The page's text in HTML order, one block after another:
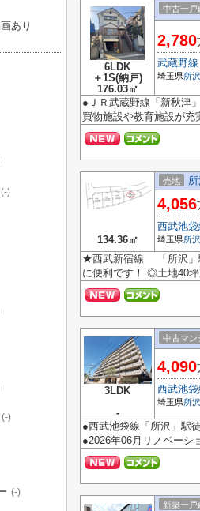
6LDK
＋1S(納戸)
176.03㎡
中古一戸
2,780
武蔵野線
埼玉県所
●ＪＲ武蔵野線「新秋津
買物施設や教育施設が
134.36㎡
売地
4,056
西武池袋
埼玉県所
★西武新宿線 「所沢」
に便利です！ ◎土地40
3LDK
-
中古マン
4,090
西武池袋
埼玉県所
●西武池袋線「所沢」
●2026年06月リノベー
新築一戸
あり
(-)
(-)
(-)